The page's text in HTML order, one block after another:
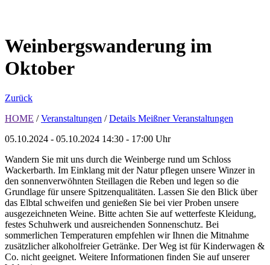
Weinbergswanderung im
Oktober
Zurück
HOME / Veranstaltungen / Details Meißner Veranstaltungen
05.10.2024 - 05.10.2024 14:30 - 17:00 Uhr
Wandern Sie mit uns durch die Weinberge rund um Schloss
Wackerbarth. Im Einklang mit der Natur pflegen unsere Winzer in
den sonnenverwöhnten Steillagen die Reben und legen so die
Grundlage für unsere Spitzenqualitäten. Lassen Sie den Blick über
das Elbtal schweifen und genießen Sie bei vier Proben unsere
ausgezeichneten Weine. Bitte achten Sie auf wetterfeste Kleidung,
festes Schuhwerk und ausreichenden Sonnenschutz. Bei
sommerlichen Temperaturen empfehlen wir Ihnen die Mitnahme
zusätzlicher alkoholfreier Getränke. Der Weg ist für Kinderwagen &
Co. nicht geeignet. Weitere Informationen finden Sie auf unserer